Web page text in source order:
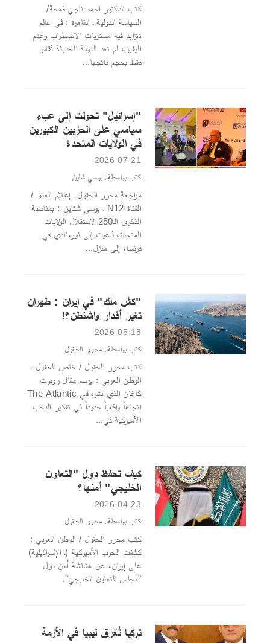
كتب الدكتور أحمد ناجي قمحة/
السياسة الدولية ـ القاهرة : في عالم
تتزايد فيه مستويات الاضطراب وعدم
اليقين، لم تعد الدولة الحديثة تُقاس
فقط بحجم ناتجها...
"إسرائيل" تحولت إلى عبء
سياسي على الحزبين الكبيرين
في الولايات المتحدة
2026-07-21
كتب بواسطة: يوسي شاين
مراجعة محرر الحقول ـ إعلام العدو /
القناة N12 ـ يوسي شتاين : بمناسبة
الذكرى الـ250 لاستقلال الولايات
المتحدة، دُعيت إلى نورماندي في
فرنسا، إلى منزل...
"كش ملك" في إيران : طهران
تغير أقدار واشنطن؟!
2026-05-18
كتب بواسطة: محرر الحقول
كتب محرر الحقول / خاص الحقول ـ
الوطن العربي : يرسم مقال روبرت
كاغان الذي نشره في The Atlantic
اتجاهاً واقعياً جديداً في تفكير النخب
الأميركية في...
كيف تحفظ دول "التعاون
الخليجي" أمنها؟
2026-04-23
كتب بواسطة: محرر الحقول
كتب محرر الحقول / الوطن العربي :
كشفت الحرب الأميركية (ـ الإسرائيلية)
على إيران، عن هشاشة أمن دول
"مجلس التعاون الخليجي".
تركيا تُغرق ليبيا في الأزمة